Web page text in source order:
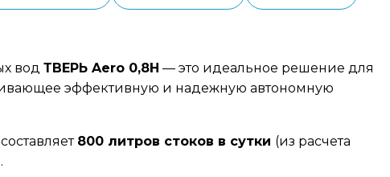
вод ТВЕРЬ Aero 0,8Н — это идеальное решение для
эффективную и надежную автономную
составляет 800 литров стоков в сутки (из расчета